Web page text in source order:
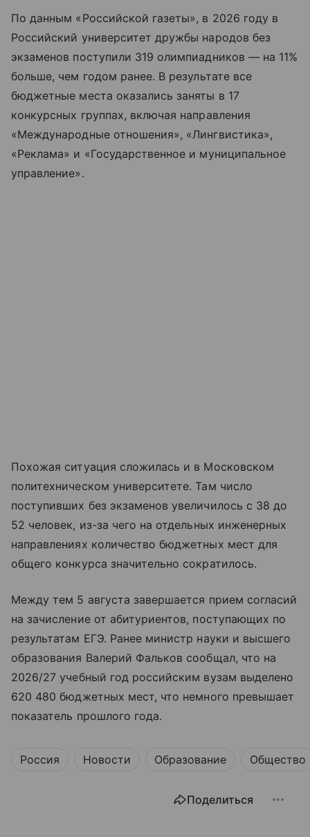
По данным «Российской газеты», в 2026 году в
Российский университет дружбы народов без
экзаменов поступили 319 олимпиадников — на 11%
больше, чем годом ранее. В результате все
бюджетные места оказались заняты в 17
конкурсных группах, включая направления
«Международные отношения», «Лингвистика»,
«Реклама» и «Государственное и муниципальное
управление».
Похожая ситуация сложилась и в Московском
политехническом университете. Там число
поступивших без экзаменов увеличилось с 38 до
52 человек, из-за чего на отдельных инженерных
направлениях количество бюджетных мест для
общего конкурса значительно сократилось.
Между тем 5 августа завершается прием согласий
на зачисление от абитуриентов, поступающих по
результатам ЕГЭ. Ранее министр науки и высшего
образования Валерий Фальков сообщал, что на
2026/27 учебный год российским вузам выделено
620 480 бюджетных мест, что немного превышает
показатель прошлого года.
Россия Новости Образование Общество
Поделиться